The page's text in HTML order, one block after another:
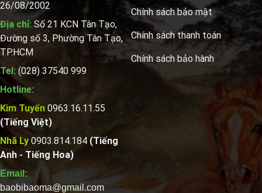
26/08/2002
Địa chỉ: Số 21 KCN Tân Tạo,
Đường số 3, Phường Tân Tạo,
TP.HCM
Tel: (028) 37540 999
Hotline:
Kim Tuyến 0963.16.11.55
(Tiếng Việt)
Nhã Ly 0903.814.184 (Tiếng
Anh - Tiếng Hoa)
Email:
baobibaoma@gmail.com
Chính sách bảo mật
Chính sách thanh toán
Chính sách bảo hành